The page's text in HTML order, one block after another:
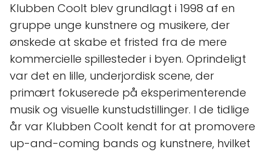
Klubben Coolt blev grundlagt i 1998 af en
gruppe unge kunstnere og musikere, der
ønskede at skabe et fristed fra de mere
kommercielle spillesteder i byen. Oprindeligt
var det en lille, underjordisk scene, der
primært fokuserede på eksperimenterende
musik og visuelle kunstudstillinger. I de tidlige
år var Klubben Coolt kendt for at promovere
up-and-coming bands og kunstnere, hvilket